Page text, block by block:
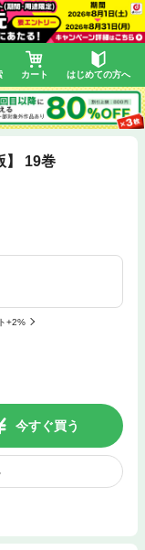
カート はじめての方へ
】 19巻
+2%
今すぐ買う